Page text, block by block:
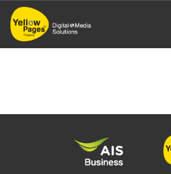
ข้าม
ไป